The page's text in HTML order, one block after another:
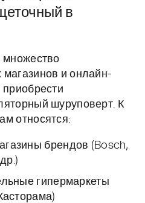
в
множество
и онлайн-
шуруповерт. К
относятся:
брендов (Bosch,
гипермаркеты